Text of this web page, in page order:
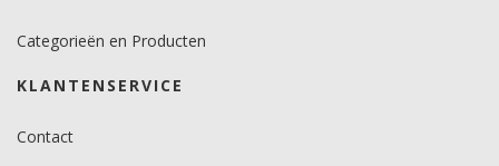
Categorieën en Producten
KLANTENSERVICE
Contact